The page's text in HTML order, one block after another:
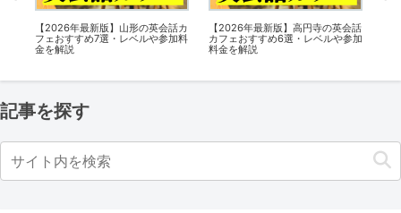
【2026年最新版】山形の英会話カ
フェおすすめ7選・レベルや参加料
金を解説
【2026年最新版】高円寺の英会話
カフェおすすめ6選・レベルや参加
料金を解説
記事を探す